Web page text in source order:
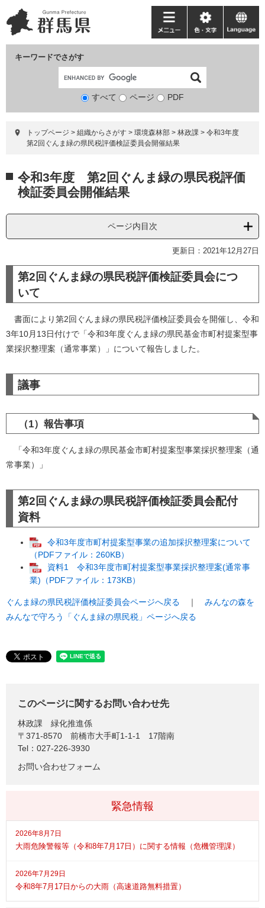
ー
ジ
ニ
ュ
て
キーワードでさがす
検
象
すべて ページ PDF
メ
ニ
ー
色・
文
language
トップページ > 組織からさがす > 環境森林部 > 林政課 > 令和3年度
第2回ぐんま緑の県民税評価検証委員会開催結果
文 令和3年度 第2回ぐんま緑の県民税評価
検証委員会開催結果
ページ内目次
更新日：2021年12月27日
第2回ぐんま緑の県民税評価検証委員会につ
いて
書面により第2回ぐんま緑の県民税評価検証委員会を開催し、令和
3年10月13日付けで「令和3年度ぐんま緑の県民基金市町村提案型事
業採択整理案（通常事業）」について報告しました。
議事
（1）報告事項
「令和3年度ぐんま緑の県民基金市町村提案型事業採択整理案（通
常事業）」
第2回ぐんま緑の県民税評価検証委員会配付
資料
令和3年度市町村提案型事業の追加採択整理案について
（PDFファイル：260KB）
資料1 令和3年度市町村提案型事業採択整理案(通常事
業)（PDFファイル：173KB）
ぐんま緑の県民税評価検証委員会ページへ戻る ｜ みんなの森を
みんなで守ろう「ぐんま緑の県民税」ページへ戻る
このページに関するお問い合わせ先
林政課
緑化推進係
〒371-8570
前橋市大手町1-1-1 17階南
Tel：027-226-3930
お問い合わせフォーム
緊急情報
2026年8月7日
大雨危険警報等（令和8年7月17日）に関する情報（危機管理課）
2026年7月29日
令和8年7月17日からの大雨（高速道路無料措置）